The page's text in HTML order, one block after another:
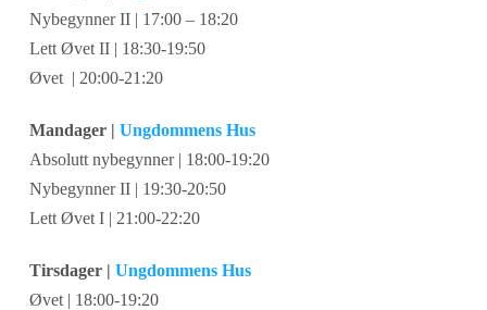
Nybegynner II | 17:00 – 18:20
Lett Øvet II | 18:30-19:50
Øvet | 20:00-21:20
Mandager | Ungdommens Hus
Absolutt nybegynner | 18:00-19:20
Nybegynner II | 19:30-20:50
Lett Øvet I | 21:00-22:20
Tirsdager | Ungdommens Hus
Øvet | 18:00-19:20